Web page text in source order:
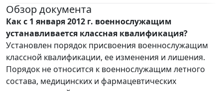
Обзор документа
Как с 1 января 2012 г. военнослужащим
устанавливается классная квалификация?
Установлен порядок присвоения военнослужащим
классной квалификации, ее изменения и лишения.
Порядок не относится к военнослужащим летного
состава, медицинских и фармацевтических